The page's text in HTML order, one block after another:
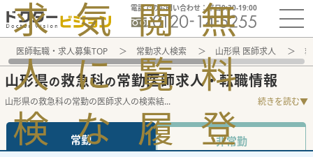
電話でのお問い合わせ：平日9:30-19:00
求
人
検
気
に
な
閲
覧
履
無
料
登
医師転職・求人募集TOP 常勤求人検索 山形県 医師求人
山形県の救急科の常勤医師求人・転職情報
山形県の救急科の常勤の医師求人の検索結... 続きを読む▼
常勤 非常勤